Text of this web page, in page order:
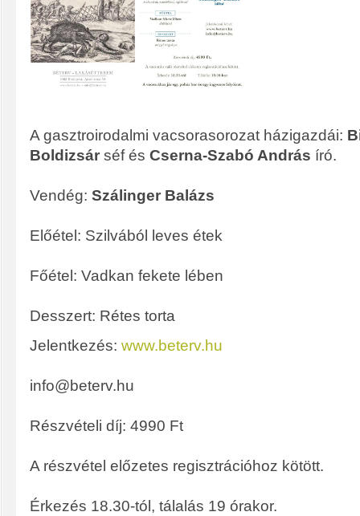
A gasztroirodalmi vacsorasorozat házigazdái:
Boldizsár séf és Cserna-Szabó András író.
Vendég: Szálinger Balázs
Előétel: Szilvából leves étek
Főétel: Vadkan fekete lében
Desszert: Rétes torta
Jelentkezés: www.beterv.hu
info@beterv.hu
Részvételi díj: 4990 Ft
A részvétel előzetes regisztrációhoz kötött.
Érkezés 18.30-tól, tálalás 19 órakor.